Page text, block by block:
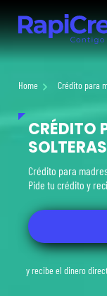
CRÉDITO
SOLTERAS
Crédito para
Pide tu crédito y
y recibe el dinero
Home Crédito para